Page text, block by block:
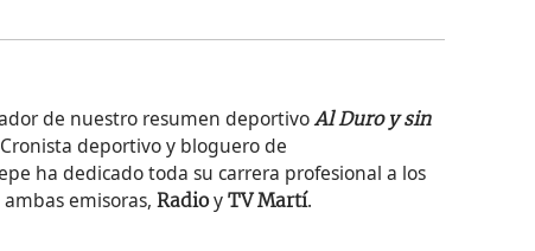
de nuestro resumen deportivoAl Duro y sin
deportivo y bloguero de
ha dedicado toda su carrera profesional a los
emisoras,RadioyTV Martí.